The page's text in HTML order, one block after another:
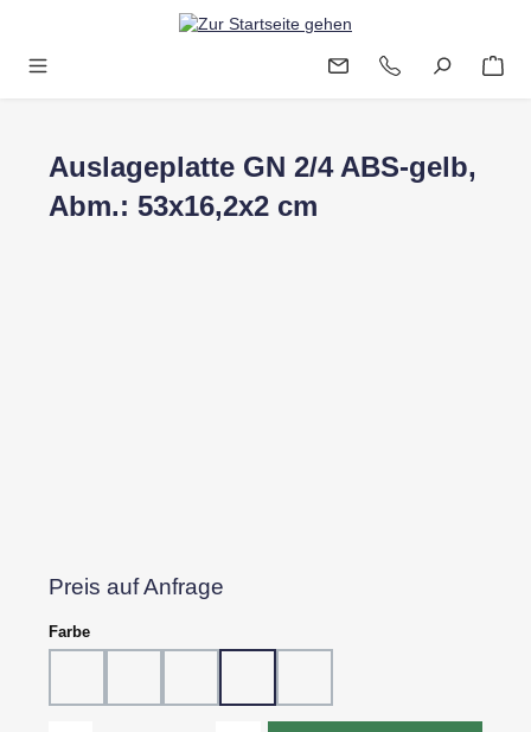
Zum Hauptinhalt springen
Auslageplatte GN 2/4 ABS-gelb,
Abm.: 53x16,2x2 cm
Preis auf Anfrage
Farbeauswählen